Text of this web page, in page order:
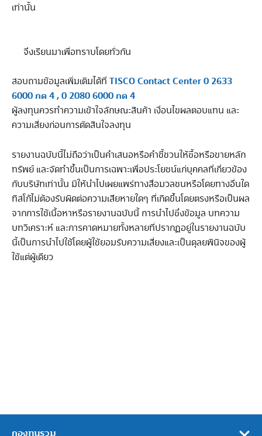
เท่านั้น
จึงเรียนมาเพื่อทราบโดยทั่วกัน
สอบถามข้อมูลเพิ่มเติมได้ที่ TISCO Contact Center 0 2633
6000 กด 4 , 0 2080 6000 กด 4
ผู้ลงทุนควรทำความเข้าใจลักษณะสินค้า เงื่อนไขผลตอบแทน และ
ความเสี่ยงก่อนการตัดสินใจลงทุน
รายงานฉบับนี้ไม่ถือว่าเป็นคำเสนอหรือคำชี้ชวนให้ซื้อหรือขายหลัก
ทรัพย์ และจัดทำขึ้นเป็นการเฉพาะเพื่อประโยชน์แก่บุคคลที่เกี่ยวข้อง
กับบริษัทเท่านั้น มิให้นำไปเผยแพร่ทางสื่อมวลชนหรือโดยทางอื่นใด
ทิสโก้ไม่ต้องรับผิดต่อความเสียหายใดๆ ที่เกิดขึ้นโดยตรงหรือเป็นผล
จากการใช้เนื้อหาหรือรายงานฉบับนี้ การนำไปซึ่งข้อมูล บทความ
บทวิเคราะห์ และการคาดหมายทั้งหลายที่ปรากฏอยู่ในรายงานฉบับ
นี้เป็นการนำไปใช้โดยผู้ใช้ยอมรับความเสี่ยงและเป็นดุลยพินิจของผู้
ใช้แต่ผู้เดียว